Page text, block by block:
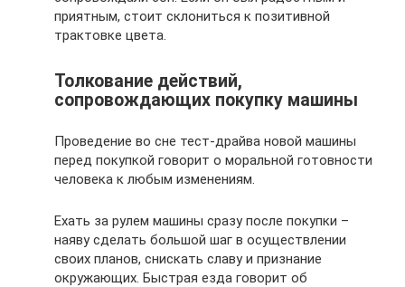
приятным, стоит склониться к позитивной
трактовке цвета.
Толкование действий,
сопровождающих покупку машины
Проведение во сне тест-драйва новой машины
перед покупкой говорит о моральной готовности
человека к любым изменениям.
Ехать за рулем машины сразу после покупки –
наяву сделать большой шаг в осуществлении
своих планов, снискать славу и признание
окружающих. Быстрая езда говорит об